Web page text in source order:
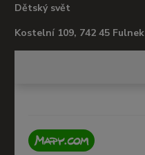
Dětský svět
Kostelní 109, 742 45 Fulnek